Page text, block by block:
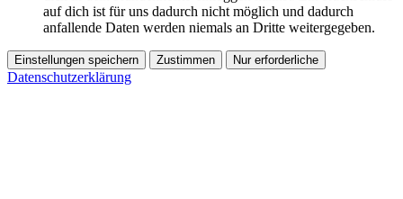
auf dich ist für uns dadurch nicht möglich und dadurch
anfallende Daten werden niemals an Dritte weitergegeben.
Einstellungen speichern Zustimmen Nur erforderliche
Datenschutzerklärung